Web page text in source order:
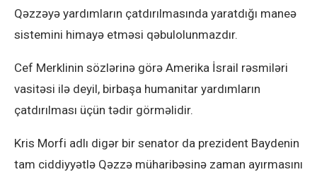
Qəzzəyə yardımların çatdırılmasında yaratdığı maneə
sistemini himayə etməsi qəbulolunmazdır.
Cef Merklinin sözlərinə görə Amerika İsrail rəsmiləri
vasitəsi ilə deyil, birbaşa humanitar yardımların
çatdırılması üçün tədir görməlidir.
Kris Morfi adlı digər bir senator da prezident Baydenin
tam ciddiyyətlə Qəzzə müharibəsinə zaman ayırmasını